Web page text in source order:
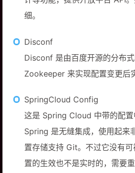
细。
Disconf
Disconf 是由百度开源的分布
Zookeeper 来实现配置变更后
SpringCloud Config
这是 Spring Cloud 中带的配置
Spring 是无缝集成，使用起来
置存储支持 Git。不过它没有
置的生效也不是实时的，需要重